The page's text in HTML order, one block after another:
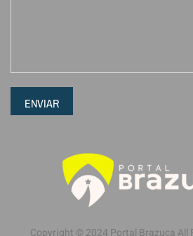
ENVIAR
Copyright © 2024 Portal Brazuca All